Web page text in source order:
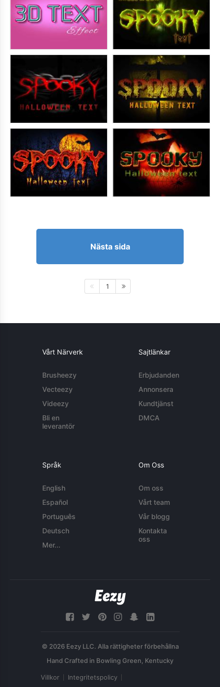
Nästa sida
1
Vårt Närverk
Brusheezy
Vecteezy
Videezy
Bli en
leverantör
Sajtlänkar
Erbjudanden
Annonsera
Kundtjänst
DMCA
Språk
English
Español
Português
Deutsch
Mer...
Om Oss
Om oss
Vårt team
Vår blogg
Kontakta
oss
© 2026 Eezy LLC. Alla rättigheter förbehållna
Villkor Integritetspolicy